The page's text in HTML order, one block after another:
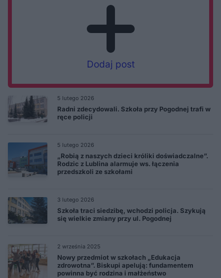
5 lutego 2026
Radni zdecydowali. Szkoła przy Pogodnej trafi w
ręce policji
5 lutego 2026
„Robią z naszych dzieci króliki doświadczalne”.
Rodzic z Lublina alarmuje ws. łączenia
przedszkoli ze szkołami
3 lutego 2026
Szkoła traci siedzibę, wchodzi policja. Szykują
się wielkie zmiany przy ul. Pogodnej
2 września 2025
Nowy przedmiot w szkołach „Edukacja
zdrowotna”. Biskupi apelują: fundamentem
powinna być rodzina i małżeństwo
Dodaj post